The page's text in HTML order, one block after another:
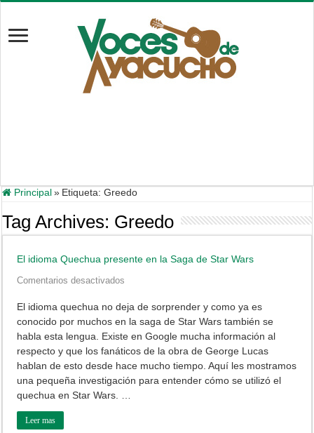
Principal » Etiqueta:Greedo
Tag Archives: Greedo
El idioma Quechua presente en la Saga de Star Wars
Comentarios desactivados
idioma
Quechua
presente
en
la
Saga
de
Star
Wars
El idioma quechua no deja de sorprender y como ya es
conocido por muchos en la saga de Star Wars también se
habla esta lengua. Existe en Google mucha información al
respecto y que los fanáticos de la obra de George Lucas
hablan de esto desde hace mucho tiempo. Aquí les mostramos
una pequeña investigación para entender cómo se utilizó el
quechua en Star Wars. …
Leer mas